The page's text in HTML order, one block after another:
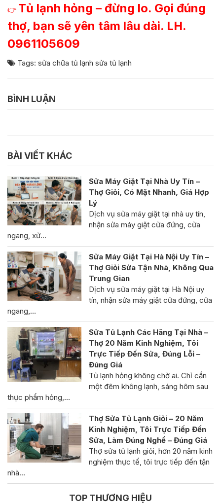
👉 Tủ lạnh hỏng – đừng lo. Gọi đúng
thợ, bạn sẽ yên tâm lâu dài. LH.
0961105609
Tags: sửa chữa tủ lạnh sửa tủ lạnh
BÌNH LUẬN
BÀI VIẾT KHÁC
Sửa Máy Giặt Tại Nhà Uy Tín –
Thợ Giỏi, Có Mặt Nhanh, Giá Hợp
Lý
Dịch vụ sửa máy giặt tại nhà uy tín,
nhận sửa máy giặt cửa đứng, cửa
ngang, xử…
Sửa Máy Giặt Tại Hà Nội Uy Tín –
Thợ Giỏi Sửa Tận Nhà, Không Qua
Trung Gian
Dịch vụ sửa máy giặt tại Hà Nội uy
tín, nhận sửa máy giặt cửa đứng, cửa
ngang,…
Sửa Tủ Lạnh Các Hãng Tại Nhà –
Thợ 20 Năm Kinh Nghiệm, Tôi
Trực Tiếp Đến Sửa, Đúng Lỗi –
Đúng Giá
Tủ lạnh hỏng không chờ ai. Chỉ cần
một đêm không lạnh, sáng hôm sau
thực phẩm hỏng,…
Thợ Sửa Tủ Lạnh Giỏi – 20 Năm
Kinh Nghiệm, Tôi Trực Tiếp Đến
Sửa, Làm Đúng Nghề – Đúng Giá
Thợ sửa tủ lạnh giỏi, hơn 20 năm kinh
nghiệm thực tế, tôi trực tiếp đến tận
nhà…
TOP THƯƠNG HIỆU